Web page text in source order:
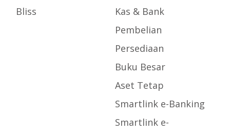
Bliss
Kas & Bank
Pembelian
Persediaan
Buku Besar
Aset Tetap
Smartlink e-Banking
Smartlink e-